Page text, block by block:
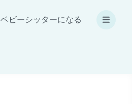
ベビーシッターになる